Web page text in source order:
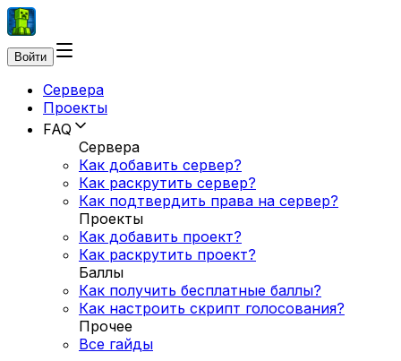
Войти
Сервера
Проекты
FAQ
Сервера
Как добавить сервер?
Как раскрутить сервер?
Как подтвердить права на сервер?
Проекты
Как добавить проект?
Как раскрутить проект?
Баллы
Как получить бесплатные баллы?
Как настроить скрипт голосования?
Прочее
Все гайды